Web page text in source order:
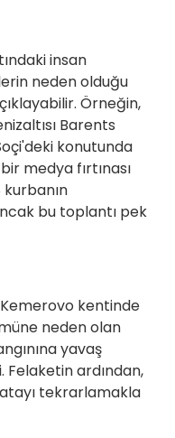
insan
neden olduğu
Örneğin,
Barents
konutunda
medya fırtınası
bu toplantı pek
Kemerovo kentinde
neden olan
yavaş
ardından,
tekrarlamakla